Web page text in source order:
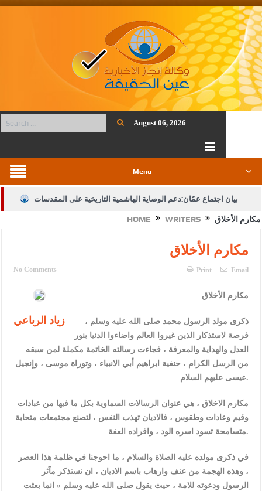
August 06, 2026
Menu
بيان اجتماع عمّان:دعم الوصاية الهاشمية التاريخية على المقدسات
الإسلامية والمسيحية
الأمن يتلف 16 مليون حبة كبتاجون و1480 كغم مواد مخدرة
النواب يقر مشروع تعديل قانون الملكية العقارية
على شراكة فاعلة مع الإعلام
دعوة المكلفين بخدمة العلم (الدفعة الثالثة) إلى مراجعة منصة خدمة
الملك يلتقي مجموعة من رفاق السلاح
الملك يتلقى اتصالا هاتفيا من العاهل البحريني
عارف بيك فريحات.. مبارك وبكم تزهو المناصب
HOME WRITERS مكارم الأخلاق
مكارم الأخلاق
No Comments Print Email
زياد الرباعي
مكارم الأخلاق
ذكرى مولد الرسول محمد صلى الله عليه وسلم ،
فرصة لاستذكار الذين غيروا العالم واضاءوا الدنيا بنور
العدل والهداية والمعرفة ، فجاءت رسالته الخاتمة مكملة لمن سبقه
من الرسل الكرام ، حنفية ابراهيم أبي الانبياء ، وتوراة موسى ، وإنجيل
عيسى عليهم السلام.
مكارم الاخلاق ، هي عنوان الرسالات السماوية بكل ما فيها من عبادات
وقيم وعادات وطقوس ، فالاديان تهذب النفس ، لتصنع مجتمعات متحابة
متسامحة تسود اسره الود ، وافراده العفة.
في ذكرى مولده عليه الصلاة والسلام ، ما احوجنا في ظلمة هذا العصر
، وهذه الهجمة من عنف وارهاب باسم الاديان ، ان نستذكر مآثر
الرسول ودعوته للامة ، حيث يقول صلى الله عليه وسلم « انما بعثت